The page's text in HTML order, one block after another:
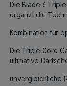
Die Blade 6
ergänzt die
Kombination für
Die Triple Core
ultimative
unvergleichliche